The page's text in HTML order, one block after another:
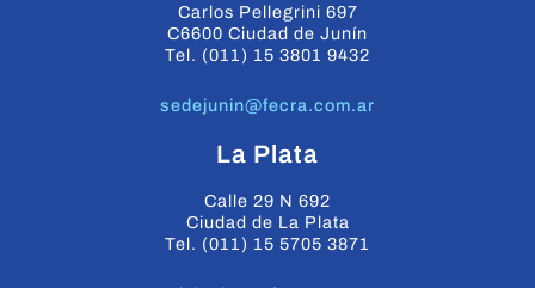
Carlos Pellegrini 697
C6600 Ciudad de Junín
Tel. (011) 15 3801 9432
sedejunin@fecra.com.ar
La Plata
Calle 29 N 692
Ciudad de La Plata
Tel. (011) 15 5705 3871